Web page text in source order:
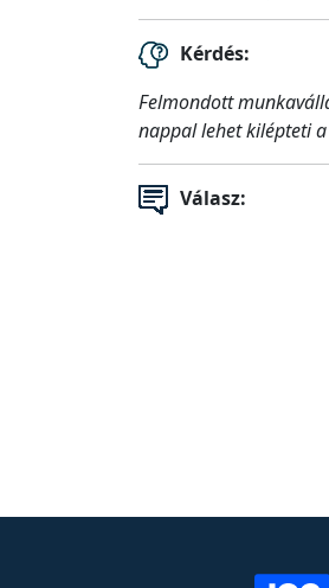
Kérdés:
Felmondott
nappal lehet kilépteti
Válasz: